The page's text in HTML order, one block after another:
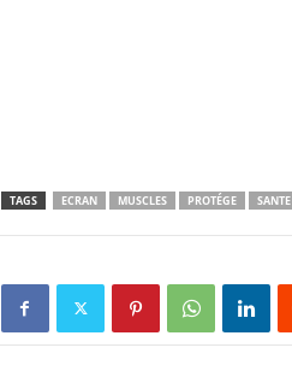
TAGS ECRAN MUSCLES PROTÉGE SANTE